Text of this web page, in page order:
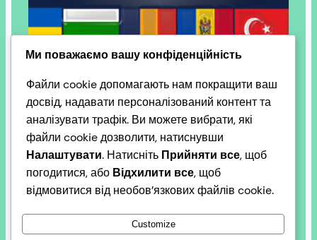
Hello world!
Dobruja+.
Добруджа — це не просто історичний і
Ми поважаємо вашу конфіденційність
Файли cookie допомагають нам покращити ваш
досвід, надавати персоналізований контент та
аналізувати трафік. Ви можете вибрати, які
файли cookie дозволити, натиснувши
Налаштувати. Натисніть Прийняти все, щоб
погодитися, або Відхилити все, щоб
відмовитися від необов’язкових файлів cookie.
Customize